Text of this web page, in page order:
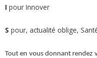
I pour Innover
S pour, actualité oblige,
Tout en vous donnant rendez